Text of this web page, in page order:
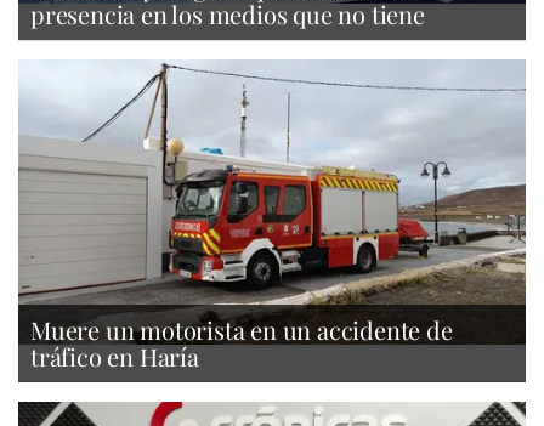
presencia en los medios que no tiene
Muere un motorista en un accidente de
tráfico en Haría